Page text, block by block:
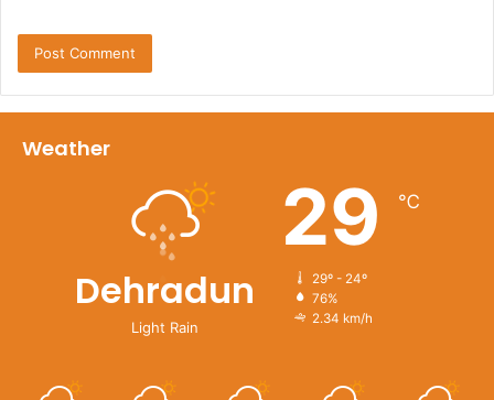
Weather
Dehradun
Light Rain
29 ℃
29º - 24º
76%
2.34 km/h